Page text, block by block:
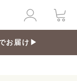
お届け▶